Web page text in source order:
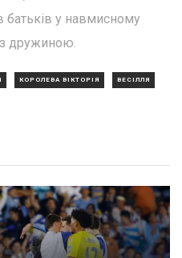
батьків у навмисному
дружиною.
КОРОЛЕВА ВІКТОРІЯ ВЕСІЛЛЯ